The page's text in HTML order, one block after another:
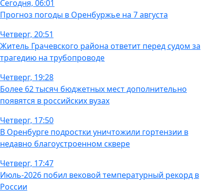
Сегодня, 06:01
Прогноз погоды в Оренбуржье на 7 августа
Четверг, 20:51
Житель Грачевского района ответит перед судом за
трагедию на трубопроводе
Четверг, 19:28
Более 62 тысяч бюджетных мест дополнительно
появятся в российских вузах
Четверг, 17:50
В Оренбурге подростки уничтожили гортензии в
недавно благоустроенном сквере
Четверг, 17:47
Июль-2026 побил вековой температурный рекорд в
России